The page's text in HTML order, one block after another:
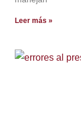
Leer más »